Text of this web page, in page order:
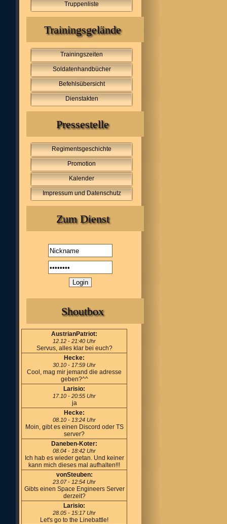
Truppenliste
Trainingsgelände
Trainingszeiten
Soldatenhandbücher
Befehlsübersicht
Dienstakten
Pressestelle
Regimentsgeschichte
Promotion
Kalender
Impressum und Datenschutz
Zum Dienst
Shoutbox
AustrianPatriot:
12.12 - 21:40 Uhr
Servus, alles klar bei euch?
Hecke:
30.10 - 17:59 Uhr
Cool, mag mir jemand die adresse
geben?^^
Larisio:
17.10 - 20:55 Uhr
ja
Hecke:
08.10 - 13:24 Uhr
Moin, gibt es einen Discord oder TS
server?
Daneben-Koter:
08.04 - 18:42 Uhr
Ich hab es wieder getan. Und keiner
kann mich dieses mal aufhalten!!!
vonSteuben:
23.07 - 12:54 Uhr
Gibts einen Space Engineers Server
derzeit?
Larisio:
28.05 - 15:17 Uhr
Let's go to the Linebattle!